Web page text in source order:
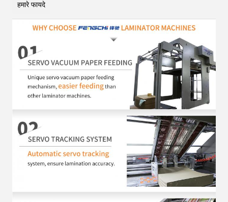
हमारे फायदे